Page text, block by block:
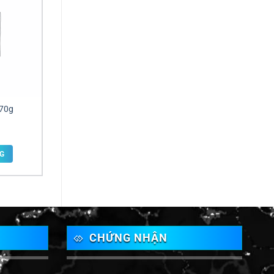
CHỨNG NHẬN